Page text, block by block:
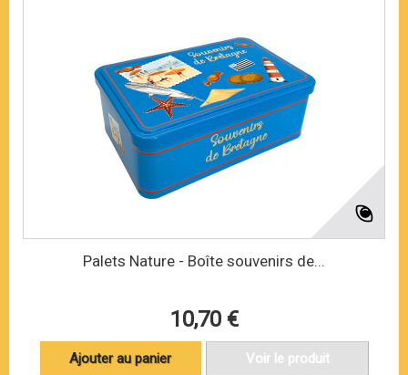
Palets Nature - Boîte souvenirs de...
10,70 €
Ajouter au panier Voir le produit